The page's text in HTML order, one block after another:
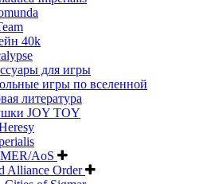
40k
для игры
игры по вселенной
литература
JOY TOY
AoS
Alliance Order